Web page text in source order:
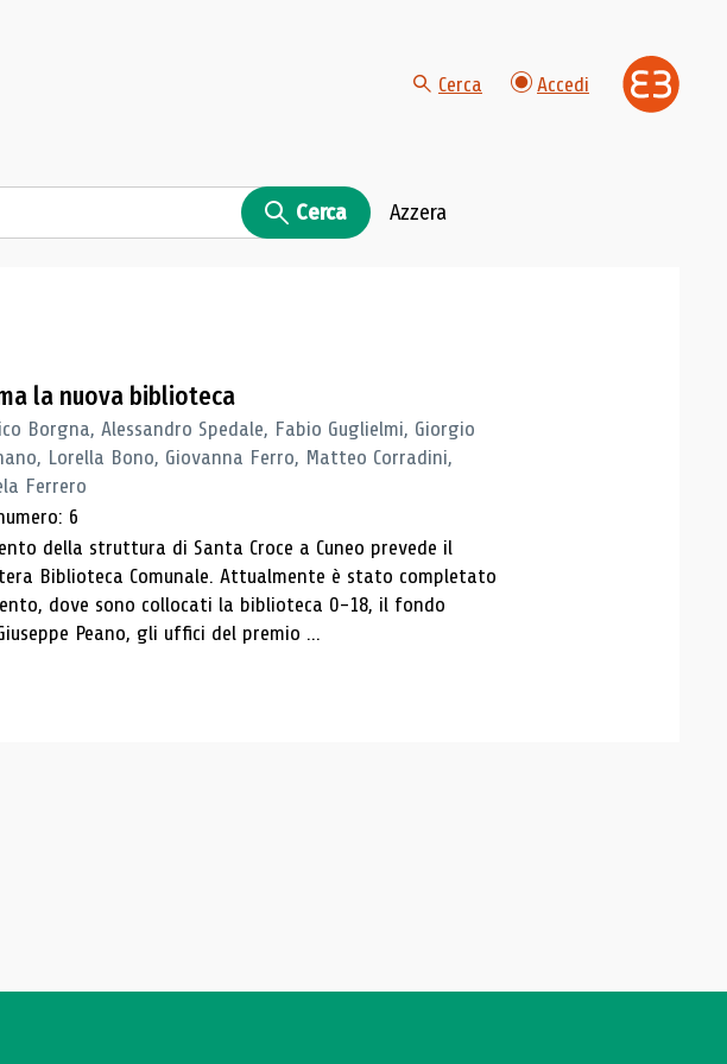
Cerca Accedi
Cerca Azzera
la nuova biblioteca
Borgna, Alessandro Spedale, Fabio Guglielmi, Giorgio
Lorella Bono, Giovanna Ferro, Matteo Corradini,
Ferrero
6
della struttura di Santa Croce a Cuneo prevede il
Biblioteca Comunale. Attualmente è stato completato
dove sono collocati la biblioteca 0-18, il fondo
Peano, gli uffici del premio ...